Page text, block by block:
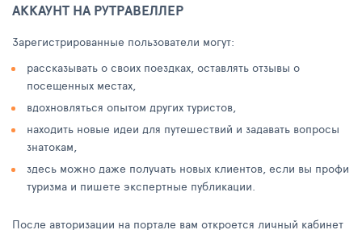
АККАУНТ НА РУТРАВЕЛЛЕР
Зарегистрированные пользователи могут:
рассказывать о своих поездках, оставлять отзывы о
посещенных местах,
вдохновляться опытом других туристов,
находить новые идеи для путешествий и задавать вопросы
знатокам,
здесь можно даже получать новых клиентов, если вы профи
туризма и пишете экспертные публикации.
После авторизации на портале вам откроется личный кабинет